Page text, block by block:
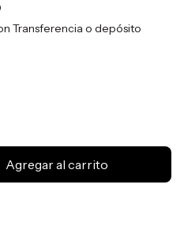
Transferencia o depósito